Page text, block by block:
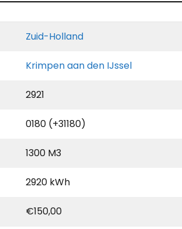
Zuid-Holland
Krimpen aan den IJssel
2921
0180 (+31180)
1300 M3
2920 kWh
€150,00